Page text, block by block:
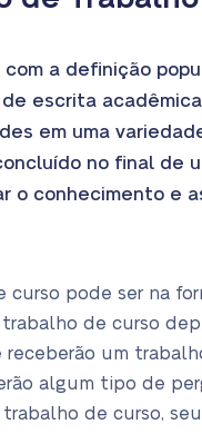
com a definição
escrita
em uma
no final de
o conhecimento e
curso pode ser na
de curso
receberão um
algum tipo de
de curso,